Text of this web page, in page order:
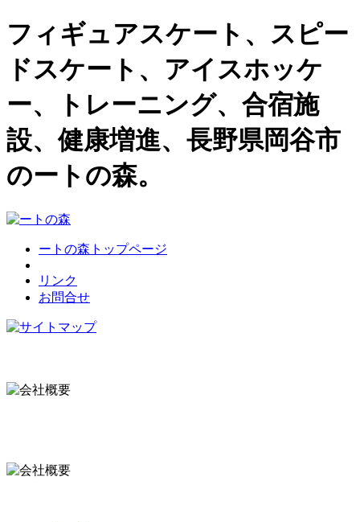
フィギュアスケート、スピー
ドスケート、アイスホッケ
ー、トレーニング、合宿施
設、健康増進、長野県岡谷市
のートの森。
ートの森トップページ
リンク
お問合せ